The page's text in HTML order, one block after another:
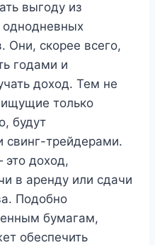
выгоду из
однодневных
Они, скорее всего,
годами и
доход. Тем не
только
будут
свинг-трейдерами.
доход,
в аренду или сдачи
Подобно
бумагам,
обеспечить